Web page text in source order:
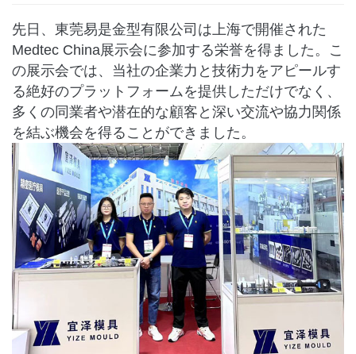
先日、東莞易是金型有限公司は上海で開催された
Medtec China展示会に参加する栄誉を得ました。こ
の展示会では、当社の企業力と技術力をアピールす
る絶好のプラットフォームを提供しただけでなく、
多くの同業者や潜在的な顧客と深い交流や協力関係
を結ぶ機会を得ることができました。